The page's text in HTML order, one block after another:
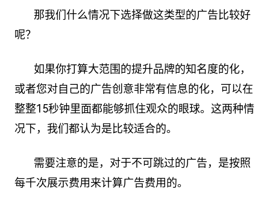
那我们什么情况下选择做这类型的广告比较好
呢？
如果你打算大范围的提升品牌的知名度的化，
或者您对自己的广告创意非常有信息的化，可以在
整整15秒钟里面都能够抓住观众的眼球。这两种情
况下，我们都认为是比较适合的。
需要注意的是，对于不可跳过的广告，是按照
每千次展示费用来计算广告费用的。